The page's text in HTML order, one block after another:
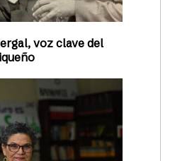
voz clave del